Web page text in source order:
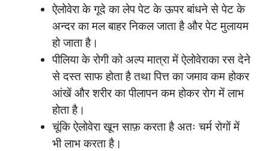
ऐलोवेरा के गूदे का लेप पेट के ऊपर बांधने से पेट के
अन्दर का मल बाहर निकल जाता है और पेट मुलायम
हो जाता है।
पीलिया के रोगी को अल्प मात्रा में ऐलोवेराका रस देने
से दस्त साफ होता है तथा पित्त का जमाव कम होकर
आंखें और शरीर का पीलापन कम होकर रोग में लाभ
होता है।
चूंकि ऐलोवेरा खून साफ़ करता है अतः चर्म रोगों में
भी लाभ करता है।